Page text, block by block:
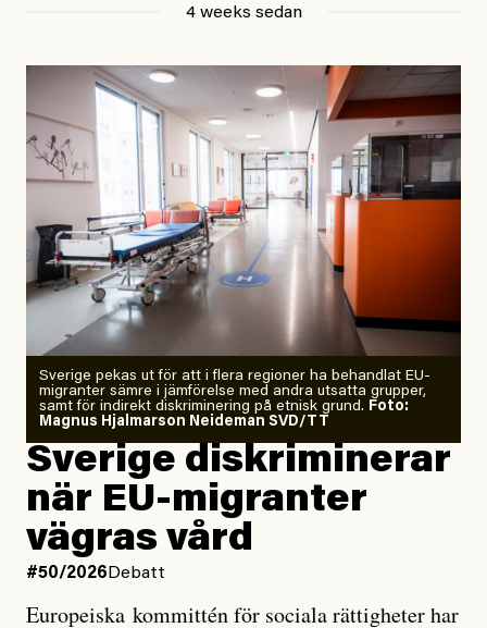
att han brukar vara ganska återhållsam när han
september 2023, när de globala temperaturerna för
månaden visade sig vara hela 0,5 °C varmare än någon
tidigare septembermånad – har han blivit chockad.
”Fram till i dag”, skriver han.
Årets El Niño kan bli den
starkaste som uppmätts
Zeke Hausfather är chockad igen efter att ha
analyserat hur de olika klimatmodellerna bedömer
läget för hur den begynnande El Niño-händelsen ska
utveckla sig. El Niño är ett återkommande
väderfenomen som uppstår när havsvattnet i delar av
Stilla havet blir ovanligt varmt. Det påverkar vädret
över stora delar av världen och under
forskare allt oftare varnat för att den här El Niñon
4 weeks sedan
Sverige pekas ut för att i flera regioner ha behandlat EU-
migranter sämre i jämförelse med andra utsatta grupper,
samt för indirekt diskriminering på etnisk grund. Foto:
Magnus Hjalmarson Neideman SVD/TT
Sverige diskriminerar
när EU-migranter
vägras vård
#50/2026 Debatt
Europeiska kommittén för sociala rättigheter har